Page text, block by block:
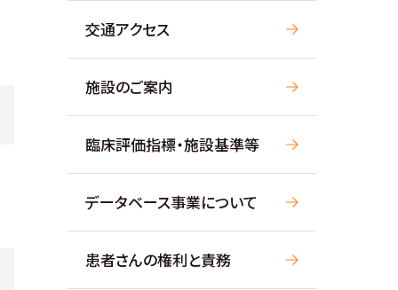
交通アクセス
施設のご案内
臨床評価指標・施設基準等
データベース事業について
患者さんの権利と責務